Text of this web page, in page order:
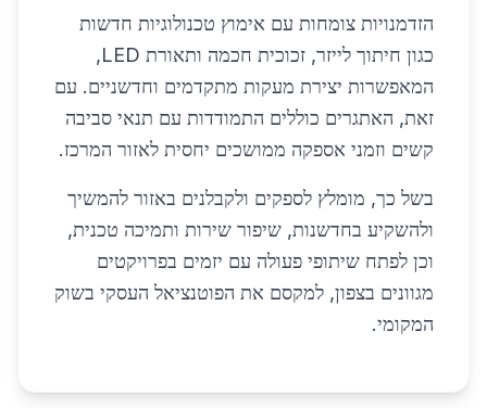
הזדמנויות צומחות עם אימוץ טכנולוגיות חדשות
כגון חיתוך לייזר, זכוכית חכמה ותאורת LED,
המאפשרות יצירת מעקות מתקדמים וחדשניים. עם
זאת, האתגרים כוללים התמודדות עם תנאי סביבה
קשים וזמני אספקה ממושכים יחסית לאזור המרכז.
בשל כך, מומלץ לספקים ולקבלנים באזור להמשיך
ולהשקיע בחדשנות, שיפור שירות ותמיכה טכנית,
וכן לפתח שיתופי פעולה עם יזמים בפרויקטים
מגוונים בצפון, למקסם את הפוטנציאל העסקי בשוק
המקומי.